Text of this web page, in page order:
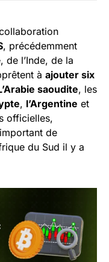
, précédemment
de l’Inde, de la
à ajouter six
saoudite, les
, l’Argentine et
officielles,
de
du Sud il y a